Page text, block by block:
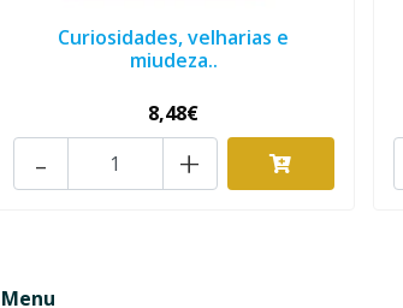
Curiosidades, velharias e
miudeza..
8,48€
+
-
Menu